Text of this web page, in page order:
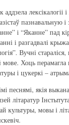
лексікалогіі і
і “Яканне” пад
і разгадвалі
Вучні
мове. Хоць
і цукеркі –
песнямі, якія
літаратур
культуры, мовы і